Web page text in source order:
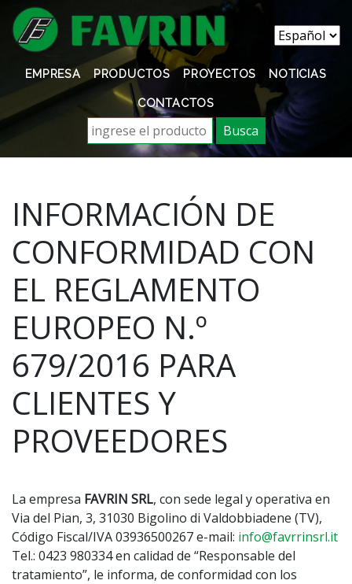
EMPRESA PRODUCTOS PROYECTOS NOTICIAS
CONTACTOS
Busca
INFORMACIÓN DE
CONFORMIDAD CON
EL REGLAMENTO
EUROPEO N.º
679/2016 PARA
CLIENTES Y
PROVEEDORES
La empresa FAVRIN SRL, con sede legal y operativa en
Via del Pian, 3, 31030 Bigolino di Valdobbiadene (TV),
Código Fiscal/IVA 03936500267 e-mail: info@favrrinsrl.it
Tel.: 0423 980334 en calidad de “Responsable del
tratamiento”, le informa, de conformidad con los